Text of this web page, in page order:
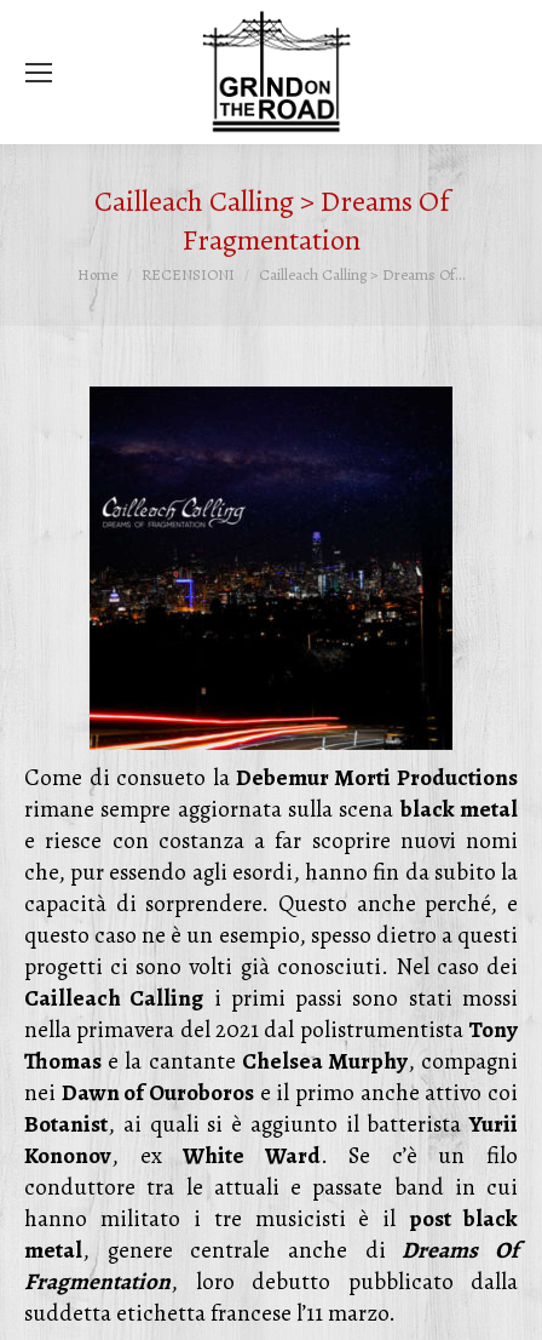
Cailleach Calling > Dreams Of
Fragmentation
Tu sei qui:
Home RECENSIONI Cailleach Calling > Dreams Of…
Come di consueto laDebemur Morti Productions
rimane sempre aggiornata sulla scenablack metal
e riesce con costanza a far scoprire nuovi nomi
che, pur essendo agli esordi, hanno fin da subito la
capacità di sorprendere. Questo anche perché, e
questo caso ne è un esempio, spesso dietro a questi
progetti ci sono volti già conosciuti. Nel caso dei
Cailleach Calling i primi passi sono stati mossi
nella primavera del 2021 dal polistrumentistaTony
Thomas e la cantante Chelsea Murphy, compagni
nei Dawn of Ouroboros e il primo anche attivo coi
Botanist, ai quali si è aggiunto il batteristaYurii
Kononov, exWhite Ward. Se c’è un filo
conduttore tra le attuali e passate band in cui
hanno militato i tre musicisti è ilpost black
metal, genere centrale anche di Dreams Of
Fragmentation, loro debutto pubblicato dalla
suddetta etichetta francese l’11 marzo.